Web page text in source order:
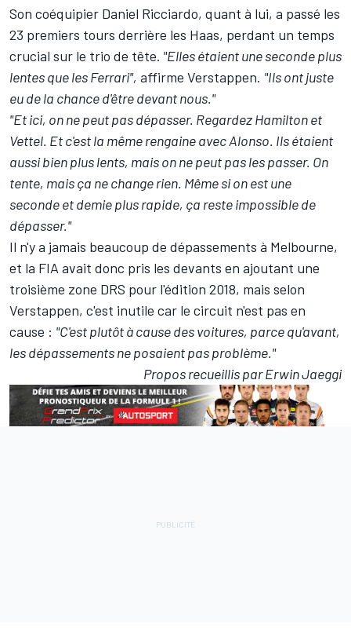
Son coéquipier Daniel Ricciardo, quant à lui, a passé les
23 premiers tours derrière les Haas, perdant un temps
crucial sur le trio de tête. "Elles étaient une seconde plus
lentes que les Ferrari", affirme Verstappen. "Ils ont juste
eu de la chance d'être devant nous."
"Et ici, on ne peut pas dépasser. Regardez Hamilton et
Vettel. Et c'est la même rengaine avec Alonso. Ils étaient
aussi bien plus lents, mais on ne peut pas les passer. On
tente, mais ça ne change rien. Même si on est une
seconde et demie plus rapide, ça reste impossible de
dépasser."
Il n'y a jamais beaucoup de dépassements à Melbourne,
et la FIA avait donc pris les devants en ajoutant une
troisième zone DRS pour l'édition 2018, mais selon
Verstappen, c'est inutile car le circuit n'est pas en
cause : "C'est plutôt à cause des voitures, parce qu'avant,
les dépassements ne posaient pas problème."
Propos recueillis par Erwin Jaeggi